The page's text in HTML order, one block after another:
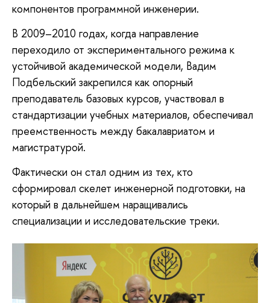
компонентов программной инженерии.
В 2009–2010 годах, когда направление
переходило от экспериментального режима к
устойчивой академической модели, Вадим
Подбельский закрепился как опорный
преподаватель базовых курсов, участвовал в
стандартизации учебных материалов, обеспечивал
преемственность между бакалавриатом и
магистратурой.
Фактически он стал одним из тех, кто
сформировал скелет инженерной подготовки, на
который в дальнейшем наращивались
специализации и исследовательские треки.